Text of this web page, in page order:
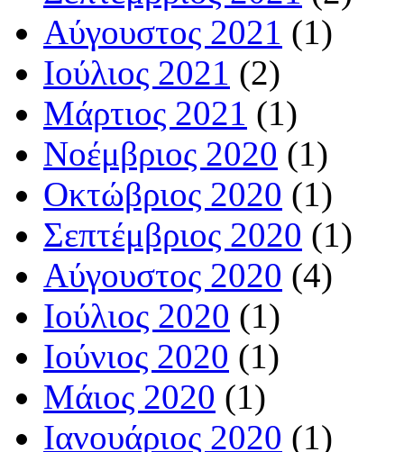
Αύγουστος 2021 (1)
Ιούλιος 2021 (2)
Μάρτιος 2021 (1)
Νοέμβριος 2020 (1)
Οκτώβριος 2020 (1)
Σεπτέμβριος 2020 (1)
Αύγουστος 2020 (4)
Ιούλιος 2020 (1)
Ιούνιος 2020 (1)
Μάιος 2020 (1)
Ιανουάριος 2020 (1)